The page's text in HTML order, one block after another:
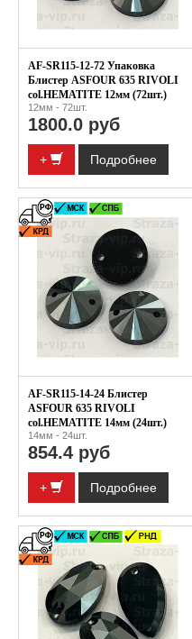
AF-SR115-12-72 Упаковка
Блистер ASFOUR 635 RIVOLI
col.HEMATITE 12мм (72шт.)
12мм - 72шт.
1800.0 руб
+ Подробнее
AF-SR115-14-24 Блистер
ASFOUR 635 RIVOLI
col.HEMATITE 14мм (24шт.)
14мм - 24шт.
854.4 руб
+ Подробнее